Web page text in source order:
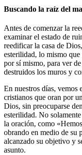
Buscando la raíz del
Antes de comenzar la
examinar el estado de
reedificar la casa de
esterilidad, lo mismo
por sí mismo, para ver
destruidos los muros y
En nuestros días, vemos
cristianos que oran por
Dios, sin preocuparse
esterilidad. No
la oración, como
obrando en medio de su
alcanzado su objetivo y
asunto.